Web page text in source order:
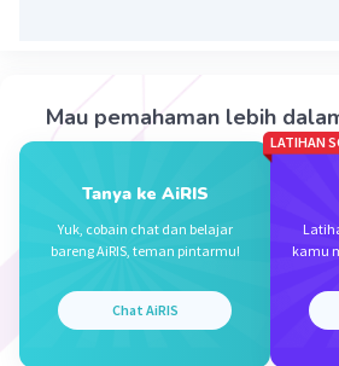
Mau pemahaman lebih
Tanya ke AiRIS
Yuk, cobain chat dan belajar
bareng AiRIS, teman pintarmu!
Chat AiRIS
LATIHAN
kamu